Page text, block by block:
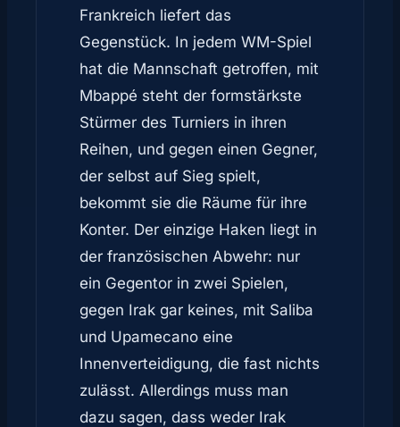
Frankreich liefert das
Gegenstück. In jedem WM-Spiel
hat die Mannschaft getroffen, mit
Mbappé steht der formstärkste
Stürmer des Turniers in ihren
Reihen, und gegen einen Gegner,
der selbst auf Sieg spielt,
bekommt sie die Räume für ihre
Konter. Der einzige Haken liegt in
der französischen Abwehr: nur
ein Gegentor in zwei Spielen,
gegen Irak gar keines, mit Saliba
und Upamecano eine
Innenverteidigung, die fast nichts
zulässt. Allerdings muss man
dazu sagen, dass weder Irak